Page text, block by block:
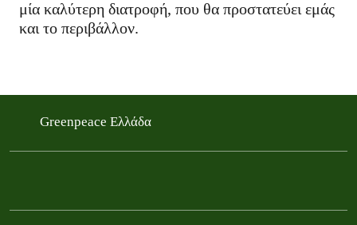
μία καλύτερη διατροφή, που θα προστατεύει εμάς
και το περιβάλλον.
Greenpeace Ελλάδα